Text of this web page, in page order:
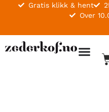
Gratis klikk & hent
Over